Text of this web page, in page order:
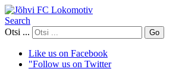
Search
Otsi ...
Go
Like us on Facebook
"Follow us on Twitter